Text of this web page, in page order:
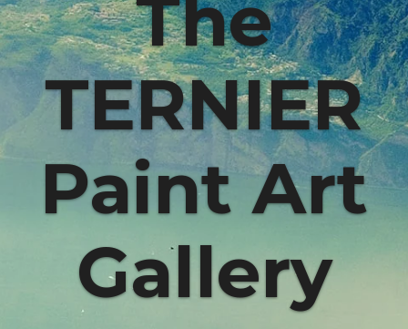
The
TERNIER
Paint Art
Gallery